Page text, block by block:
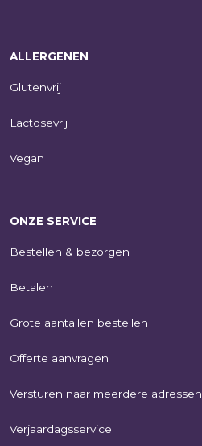
ALLERGENEN
Glutenvrij
Lactosevrij
Vegan
ONZE SERVICE
Bestellen & bezorgen
Betalen
Grote aantallen bestellen
Offerte aanvragen
Versturen naar meerdere adressen
Verjaardagsservice